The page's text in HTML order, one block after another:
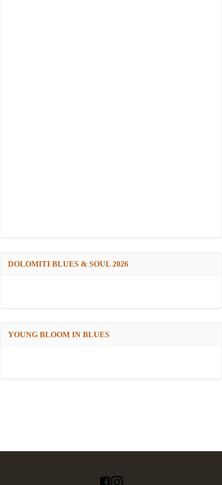
DOLOMITI BLUES & SOUL 2026
YOUNG BLOOM IN BLUES